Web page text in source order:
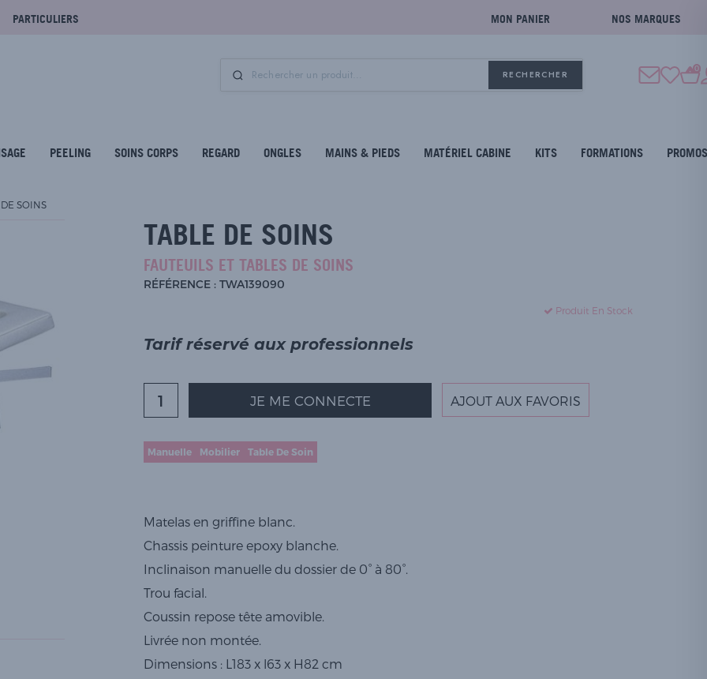
PARTICULIERS MON PANIER NOS MARQUES
RECHERCHER
0
PEELING SOINS CORPS REGARD ONGLES MAINS & PIEDS MATÉRIEL CABINE KITS FORMATIONS PROMOS
SOINS
TABLE DE SOINS
FAUTEUILS ET TABLES DE SOINS
RÉFÉRENCE : TWA139090
Produit En Stock
Tarif réservé aux professionnels
JE ME CONNECTE AJOUT AUX FAVORIS
Manuelle Mobilier Table De Soin
Matelas en griffine blanc.
Chassis peinture epoxy blanche.
Inclinaison manuelle du dossier de 0° à 80°.
Trou facial.
Coussin repose tête amovible.
Livrée non montée.
Dimensions : L183 x l63 x H82 cm